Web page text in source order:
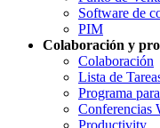
Software de
PIM
Colaboración y
Colaboración
Lista de
Programa
Conferencias
Productivity